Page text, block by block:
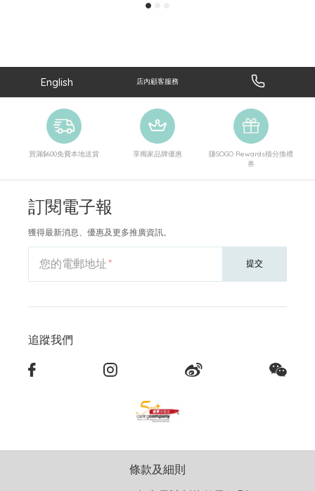
English 店內顧客服務
買滿$600免費本地送貨 享獨家品牌優惠
賺SOGO Rewards積分換禮
券
訂閱電子報
獲得最新消息、優惠及更多推廣資訊。
您的電郵地址 提交
追蹤我們
條款及細則